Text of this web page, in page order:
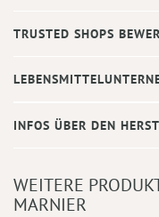
TRUSTED SHOPS
INFOS ÜBER DEN
WEITERE
MARNIER